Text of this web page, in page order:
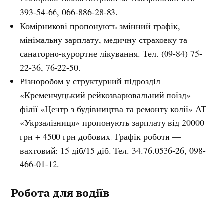
393-54-66, 066-886-28-83.
Комірникові пропонують змінний графік,
мінімальну зарплату, медичну страховку та
санаторно-курортне лікування. Тел. (09-84) 75-
22-36, 76-22-50.
Різноробом у структурний підрозділ
«Кременчуцький рейкозварювальний поїзд»
філії «Центр з будівництва та ремонту колії» АТ
«Укрзалізниця» пропонують зарплату від 20000
грн + 4500 грн добових. Графік роботи —
вахтовий: 15 діб/15 діб. Тел. 34.76.0536-26, 098-
466-01-12.
Робота для водіїв